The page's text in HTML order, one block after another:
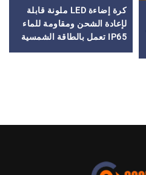
كرة إضاءة LED ملونة قابلة
لإعادة الشحن ومقاومة للماء
IP65 تعمل بالطاقة الشمسية